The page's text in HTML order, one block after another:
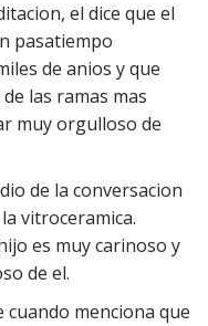
el dice que el
pasatiempo
de anios y que
las ramas mas
muy orgulloso de
de la conversacion
vitroceramica.
es muy carinoso y
de el.
menciona que